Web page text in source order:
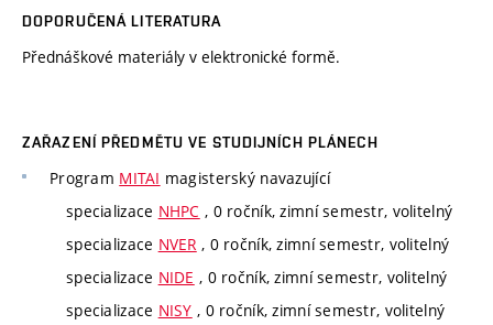
DOPORUČENÁ LITERATURA
Přednáškové materiály v elektronické formě.
ZAŘAZENÍ PŘEDMĚTU VE STUDIJNÍCH PLÁNECH
Program MITAI magisterský navazující
specializace NHPC , 0 ročník, zimní semestr, volitelný
specializace NVER , 0 ročník, zimní semestr, volitelný
specializace NIDE , 0 ročník, zimní semestr, volitelný
specializace NISY , 0 ročník, zimní semestr, volitelný